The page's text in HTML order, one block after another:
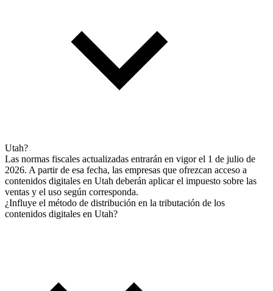
Utah?
Las normas fiscales actualizadas entrarán en vigor el 1 de julio de
2026. A partir de esa fecha, las empresas que ofrezcan acceso a
contenidos digitales en Utah deberán aplicar el impuesto sobre las
ventas y el uso según corresponda.
¿Influye el método de distribución en la tributación de los
contenidos digitales en Utah?